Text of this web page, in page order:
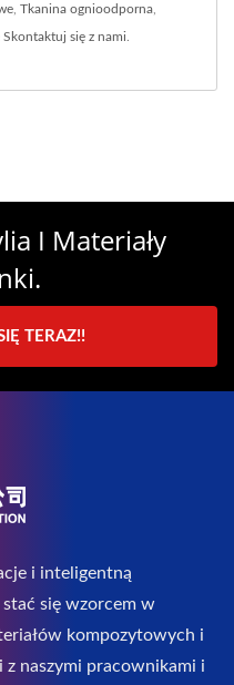
Tkanina ognioodporna
Skontaktuj się z nami
I Materiały
TERAZ!!
i inteligentną
się wzorcem w
kompozytowych i
z naszymi pracownikami i